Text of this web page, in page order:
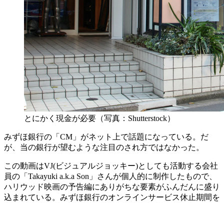
とにかく現金が必要（写真：Shutterstock）
みずほ銀行の「CM」がネット上で話題になっている。だ
が、当の銀行が望むような注目のされ方ではなかった。
この動画はVJ(ビジュアルジョッキー)としても活動する会社
員の「Takayuki a.k.a Son」さんが個人的に制作したもので、
ハリウッド映画の予告編にありがちな要素がふんだんに盛り
込まれている。みずほ銀行のオンラインサービス休止期間を